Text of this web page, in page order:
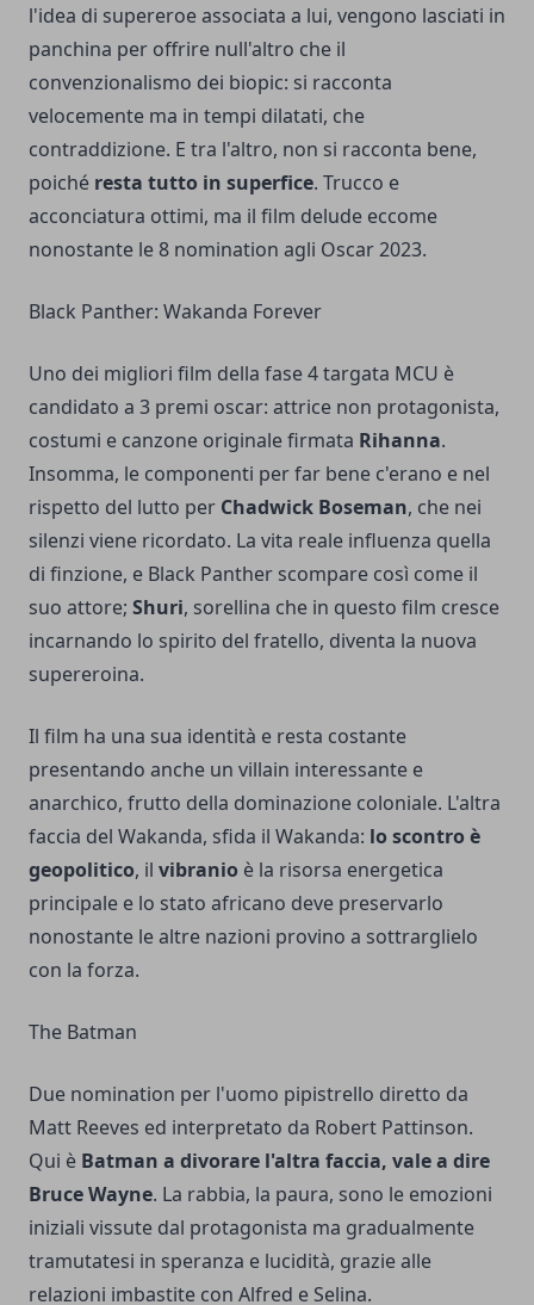
l'idea di supereroe associata a lui, vengono lasciati in
panchina per offrire null'altro che il
convenzionalismo dei biopic: si racconta
velocemente ma in tempi dilatati, che
contraddizione. E tra l'altro, non si racconta bene,
poiché resta tutto in superfice. Trucco e
acconciatura ottimi, ma il film delude eccome
nonostante le 8 nomination agli Oscar 2023.
Black Panther: Wakanda Forever
Uno dei migliori film della fase 4 targata MCU è
candidato a 3 premi oscar: attrice non protagonista,
costumi e canzone originale firmata Rihanna.
Insomma, le componenti per far bene c'erano e nel
rispetto del lutto per Chadwick Boseman, che nei
silenzi viene ricordato. La vita reale influenza quella
di finzione, e Black Panther scompare così come il
suo attore; Shuri, sorellina che in questo film cresce
incarnando lo spirito del fratello, diventa la nuova
supereroina.
Il film ha una sua identità e resta costante
presentando anche un villain interessante e
anarchico, frutto della dominazione coloniale. L'altra
faccia del Wakanda, sfida il Wakanda: lo scontro è
geopolitico, il vibranio è la risorsa energetica
principale e lo stato africano deve preservarlo
nonostante le altre nazioni provino a sottrarglielo
con la forza.
The Batman
Due nomination per l'uomo pipistrello diretto da
Matt Reeves ed interpretato da Robert Pattinson.
Qui è Batman a divorare l'altra faccia, vale a dire
Bruce Wayne. La rabbia, la paura, sono le emozioni
iniziali vissute dal protagonista ma gradualmente
tramutatesi in speranza e lucidità, grazie alle
relazioni imbastite con Alfred e Selina.